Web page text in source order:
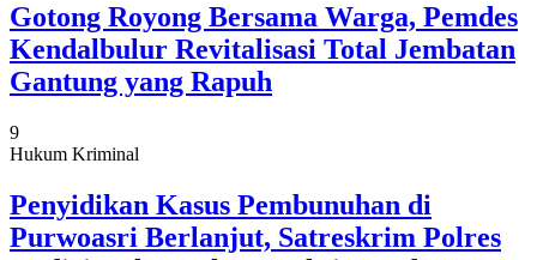
Gotong Royong Bersama Warga, Pemdes
Kendalbulur Revitalisasi Total Jembatan
Gantung yang Rapuh
9
Hukum Kriminal
Penyidikan Kasus Pembunuhan di
Purwoasri Berlanjut, Satreskrim Polres